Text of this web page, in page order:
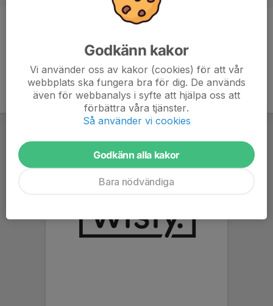
Godkänn kakor
Vi använder oss av kakor (cookies) för att vår
webbplats ska fungera bra för dig. De används
även för webbanalys i syfte att hjälpa oss att
förbättra våra tjänster.
Så använder vi cookies
Godkänn alla kakor
Bara nödvändiga